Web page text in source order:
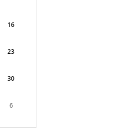
16
23
30
6